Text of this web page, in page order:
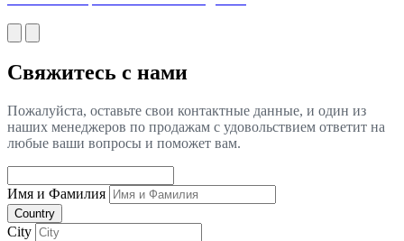
Свяжитесь с нами
Пожалуйста, оставьте свои контактные данные, и один из
наших менеджеров по продажам с удовольствием ответит на
любые ваши вопросы и поможет вам.
Имя и Фамилия
Country
City